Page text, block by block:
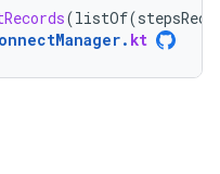
(listOf(
. kt